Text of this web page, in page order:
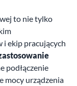
to nie tylko
i ekip pracujących
podłączenie
mocy urządzenia